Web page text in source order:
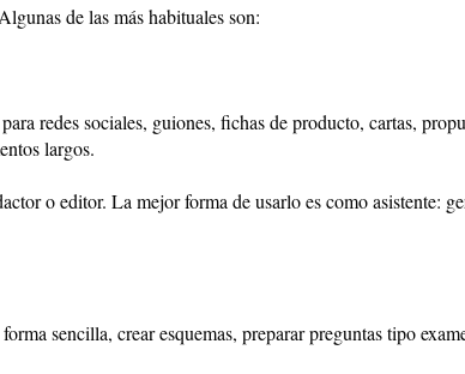
de las más habituales son:
redes sociales, guiones, fichas de producto, cartas,
largos.
o editor. La mejor forma de usarlo es como asistente:
sencilla, crear esquemas, preparar preguntas tipo